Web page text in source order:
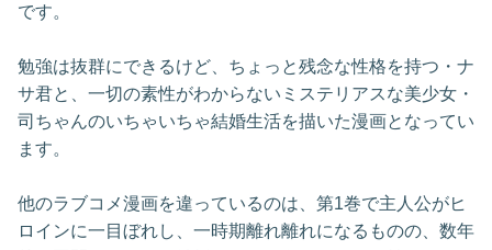
です。
勉強は抜群にできるけど、ちょっと残念な性格を持つ・ナ
サ君と、一切の素性がわからないミステリアスな美少女・
司ちゃんのいちゃいちゃ結婚生活を描いた漫画となってい
ます。
他のラブコメ漫画を違っているのは、第1巻で主人公がヒ
ロインに一目ぼれし、一時期離れ離れになるものの、数年